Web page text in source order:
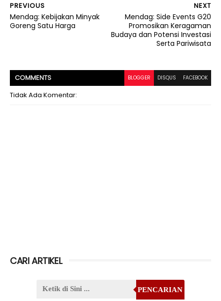
NEXT
Mendag: Side Events G20
Promosikan Keragaman
Budaya dan Potensi Investasi
Serta Pariwisata
PREVIOUS
Mendag: Kebijakan Minyak
Goreng Satu Harga
COMMENTS BLOGGER DISQUS FACEBOOK
Tidak Ada Komentar:
CARI ARTIKEL
PENCARIAN